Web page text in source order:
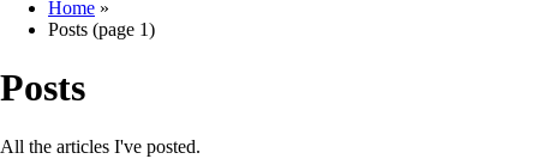
Home »
Posts (page 1)
Posts
All the articles I've posted.